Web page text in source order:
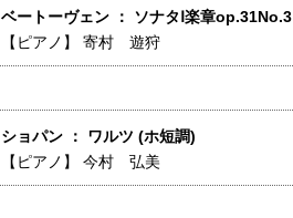
ベートーヴェン ： ソナタⅠ楽章op.31No.3
【ピアノ】 寄村 遊狩
ショパン ： ワルツ (ホ短調)
【ピアノ】 今村 弘美